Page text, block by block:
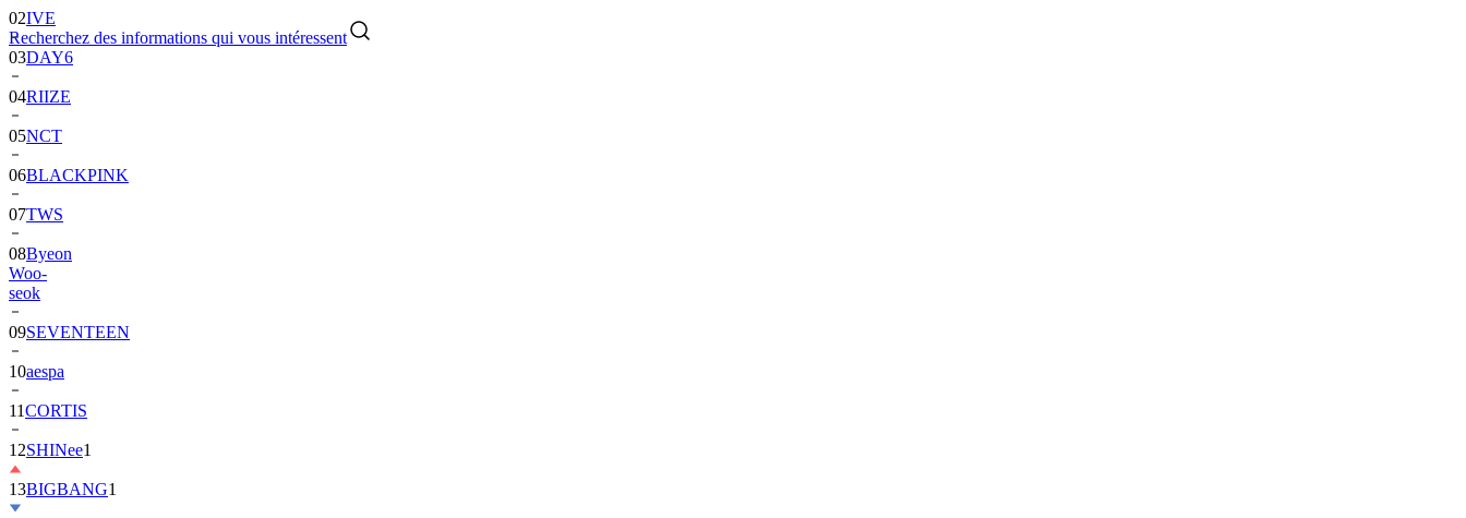
Recherchez des informations qui vous intéressent
02IVE
03DAY6
04RIIZE
05NCT
06BLACKPINK
07TWS
08Byeon
Woo-
seok
09SEVENTEEN
10aespa
11CORTIS
12SHINee1
13BIGBANG1